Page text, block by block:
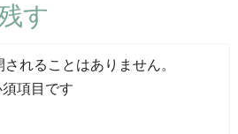
す
れることはありません。
項目です